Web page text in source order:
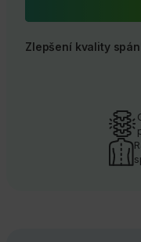
Zlepšení kvality